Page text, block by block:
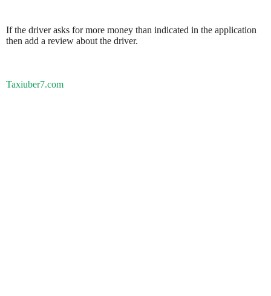
If the driver asks for more money than indicated in the application
then add a review about the driver.
Taxiuber7.com